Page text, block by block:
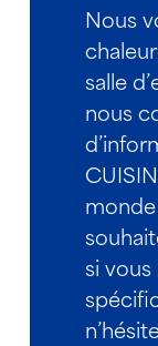
Nous
salle
nous
si